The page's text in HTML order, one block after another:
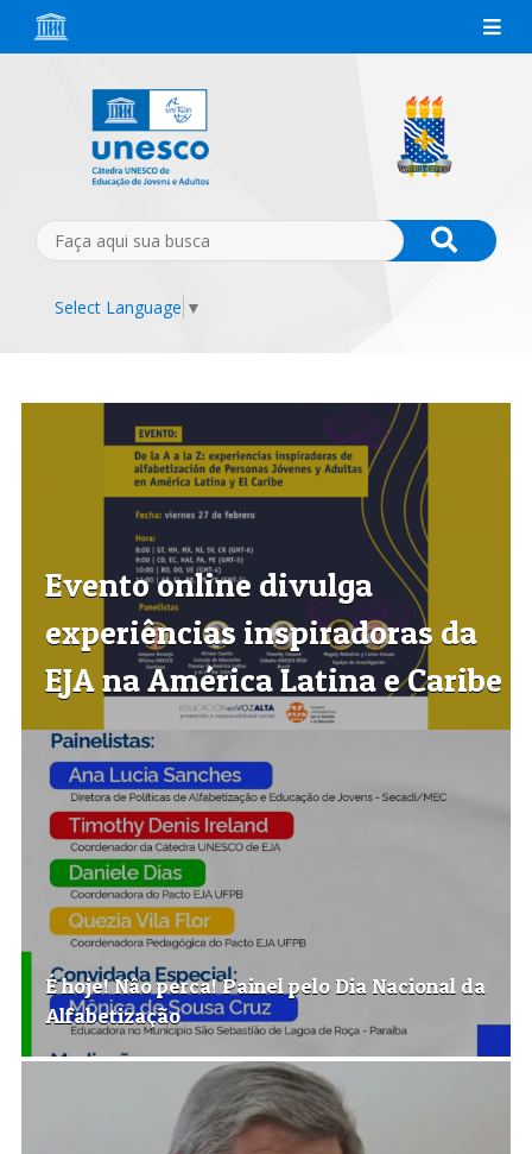
Select Language ▼
Evento online divulga
experiências inspiradoras da
EJA na América Latina e Caribe
É hoje! Nâo perca! Painel pelo Dia Nacional da
Alfabetização